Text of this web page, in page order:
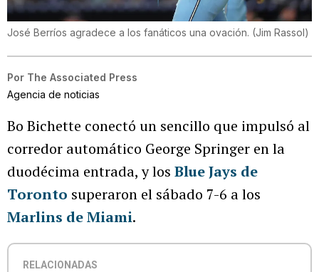
José Berríos agradece a los fanáticos una ovación. (Jim Rassol)
Por The Associated Press
Agencia de noticias
Bo Bichette conectó un sencillo que impulsó al
corredor automático George Springer en la
duodécima entrada, y los Blue Jays de
Toronto superaron el sábado 7-6 a los
Marlins de Miami.
RELACIONADAS